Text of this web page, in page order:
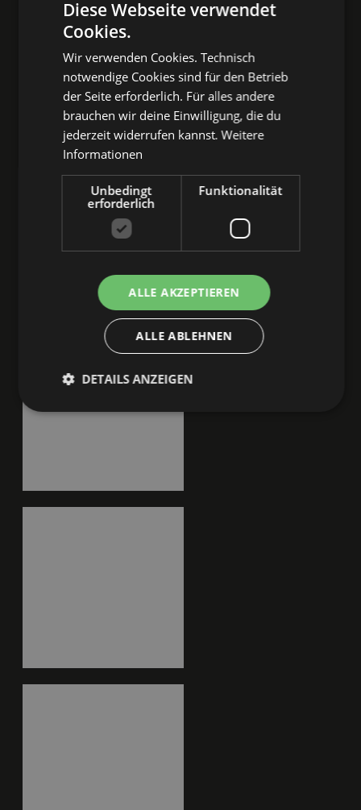
Diese Webseite verwendet
Cookies.
Wir verwenden Cookies. Technisch
notwendige Cookies sind für den Betrieb
der Seite erforderlich. Für alles andere
brauchen wir deine Einwilligung, die du
jederzeit widerrufen kannst.Weitere
Informationen
Unbedingt
erforderlich
Funktionalität
ALLE AKZEPTIEREN
ALLE ABLEHNEN
DETAILS ANZEIGEN